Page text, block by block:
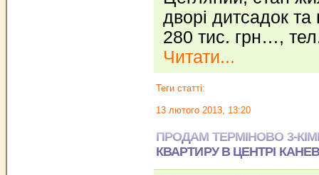
дворі дитсадок
280 тис. грн…,
Читати...
Теги статті:
13 лютого 2013, 13:20
ПРОДАМ ТЕРМІНОВО 3-
КВАРТИРУ В ЦЕНТРІ